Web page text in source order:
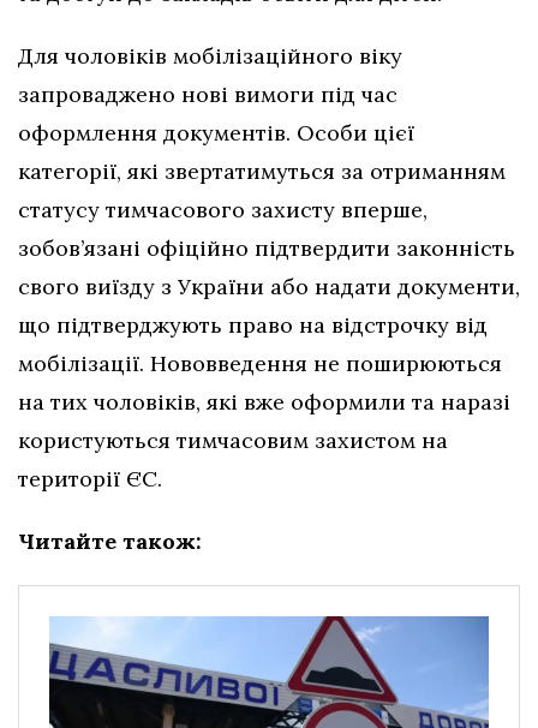
Для чоловіків мобілізаційного віку
запроваджено нові вимоги під час
оформлення документів. Особи цієї
категорії, які звертатимуться за отриманням
статусу тимчасового захисту вперше,
зобов’язані офіційно підтвердити законність
свого виїзду з України або надати документи,
що підтверджують право на відстрочку від
мобілізації. Нововведення не поширюються
на тих чоловіків, які вже оформили та наразі
користуються тимчасовим захистом на
території ЄС.
Читайте також: